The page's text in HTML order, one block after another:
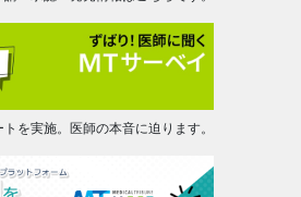
を実施。医師の本音に迫ります。